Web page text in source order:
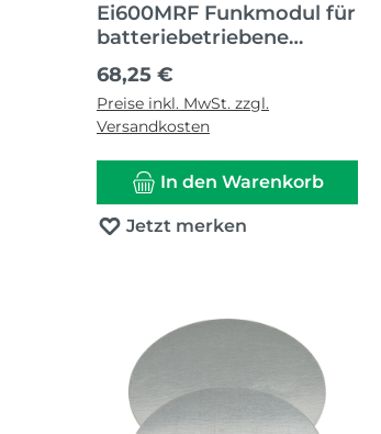
Ei600MRF Funkmodul für
batteriebetriebene
Rauch- und
Wärmewarnmelder der
Serie EI600
Regulärer Preis:
68,25 €
Preise inkl. MwSt. zzgl.
Versandkosten
In den Warenkorb
Jetzt merken